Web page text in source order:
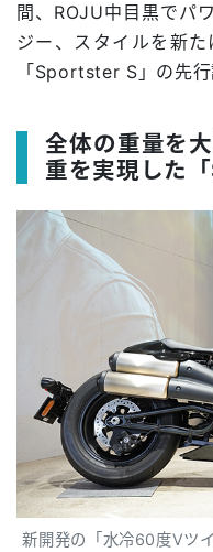
間、ROJU中目黒でパ
ジー、スタイルを新
「Sportster S」の先行
全体の重量を
重を実現した
新開発の「水冷60度Vツ